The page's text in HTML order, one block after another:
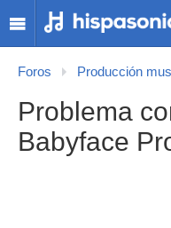
Foros Producción
Problema
Babyface